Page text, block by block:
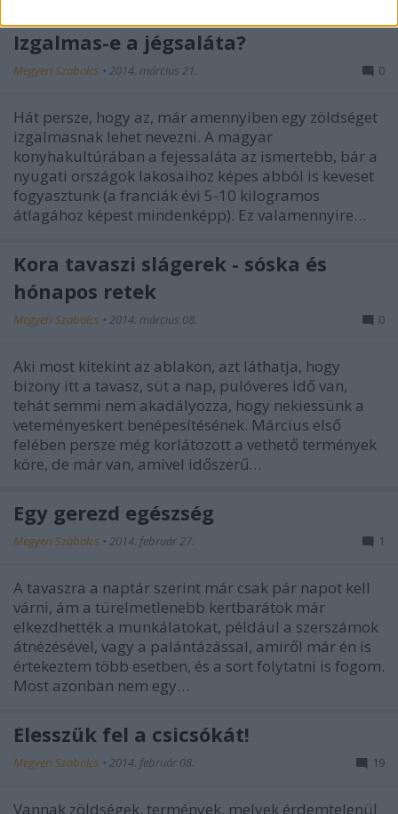
Izgalmas-e a jégsaláta?
Megyeri Szabolcs • 2014. március 21. 0
Hát persze, hogy az, már amennyiben egy zöldséget
izgalmasnak lehet nevezni. A magyar
konyhakultúrában a fejessaláta az ismertebb, bár a
nyugati országok lakosaihoz képes abból is keveset
fogyasztunk (a franciák évi 5-10 kilogramos
átlagához képest mindenképp). Ez valamennyire…
Kora tavaszi slágerek - sóska és
hónapos retek
Megyeri Szabolcs • 2014. március 08. 0
Aki most kitekint az ablakon, azt láthatja, hogy
bizony itt a tavasz, süt a nap, pulóveres idő van,
tehát semmi nem akadályozza, hogy nekiessünk a
veteményeskert benépesítésének. Március első
felében persze még korlátozott a vethető termények
köre, de már van, amivel időszerű…
Egy gerezd egészség
Megyeri Szabolcs • 2014. február 27. 1
A tavaszra a naptár szerint már csak pár napot kell
várni, ám a türelmetlenebb kertbarátok már
elkezdhették a munkálatokat, például a szerszámok
átnézésével, vagy a palántázással, amiről már én is
értekeztem több esetben, és a sort folytatni is fogom.
Most azonban nem egy…
Élesszük fel a csicsókát!
Megyeri Szabolcs • 2014. február 08. 19
Vannak zöldségek, termények, melyek érdemtelenül